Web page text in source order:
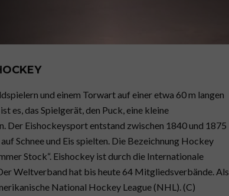
und einem Torwart auf einer etwa 60 m langen
es, das Spielgerät, den Puck, eine kleine
Der Eishockeysport entstand zwischen 1840 und 1875
Schnee und Eis spielten. Die Bezeichnung Hockey
Stock“. Eishockey ist durch die Internationale
Weltverband hat bis heute 64 Mitgliedsverbände. Als
National Hockey League (NHL). (C)